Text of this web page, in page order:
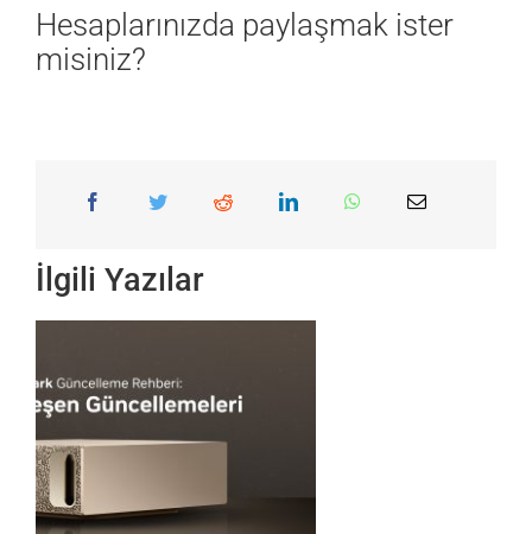
Hesaplarınızda paylaşmak ister
misiniz?
İlgili Yazılar